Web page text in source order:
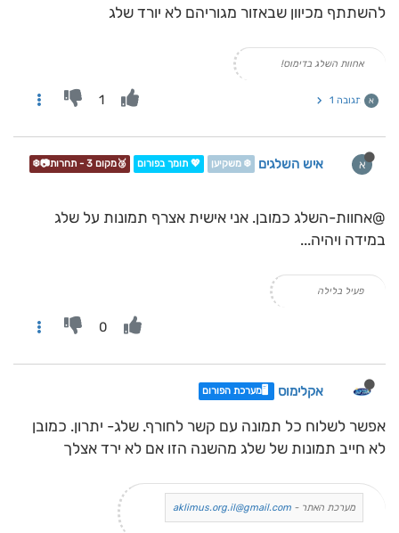
להשתתף מכיוון שבאזור מגוריהם לא יורד שלג
אחוות השלג בדימוס!
א תגובה 1 1
א איש השלגים ❄️ משקיען 💖 תומך בפורום 🥉מקום 3 - תחרות📷❄️
@אחוות-השלג כמובן. אני אישית אצרף תמונות על שלג
במידה ויהיה...
פעיל בלילה
0
אקלימוס 🖥️מערכת הפורום
אפשר לשלוח כל תמונה עם קשר לחורף. שלג- יתרון. כמובן
לא חייב תמונות של שלג מהשנה הזו אם לא ירד אצלך
מערכת האתר - aklimus.org.il@gmail.com